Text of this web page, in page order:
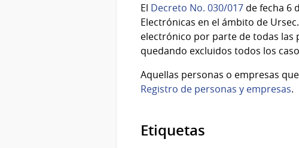
El Decreto No. 030/017 de fecha 6
Electrónicas en el ámbito de
electrónico por parte de todas las
quedando excluidos todos los
Aquellas personas o empresas
Registro de personas y empresas.
Etiquetas